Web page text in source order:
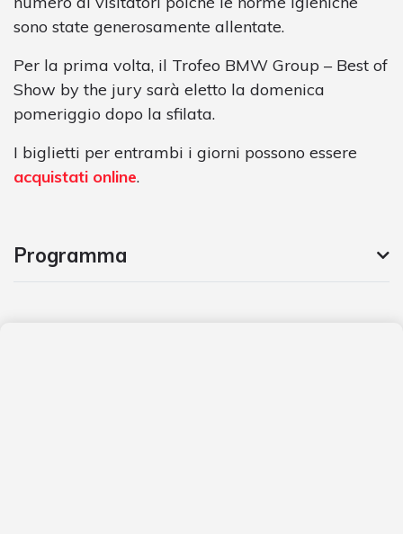
sono state generosamente allentate.
Per la prima volta, il Trofeo BMW Group – Best of
Show by the jury sarà eletto la domenica
pomeriggio dopo la sfilata.
I biglietti per entrambi i giorni possono essere
acquistati online.
Programma